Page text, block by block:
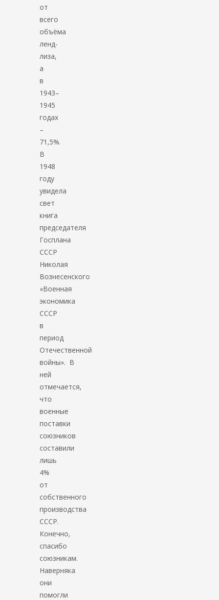
от
всего
объёма
ленд-
лиза,
а
в
1943–
1945
годах
–
71,5%.
В
1948
году
увидела
свет
книга
председателя
Госплана
СССР
Николая
Вознесенского
«Военная
экономика
СССР
в
период
Отечественной
войны». В
ней
отмечается,
что
военные
поставки
союзников
составили
лишь
4%
от
собственного
производства
СССР.
Конечно,
спасибо
союзникам.
Наверняка
они
помогли